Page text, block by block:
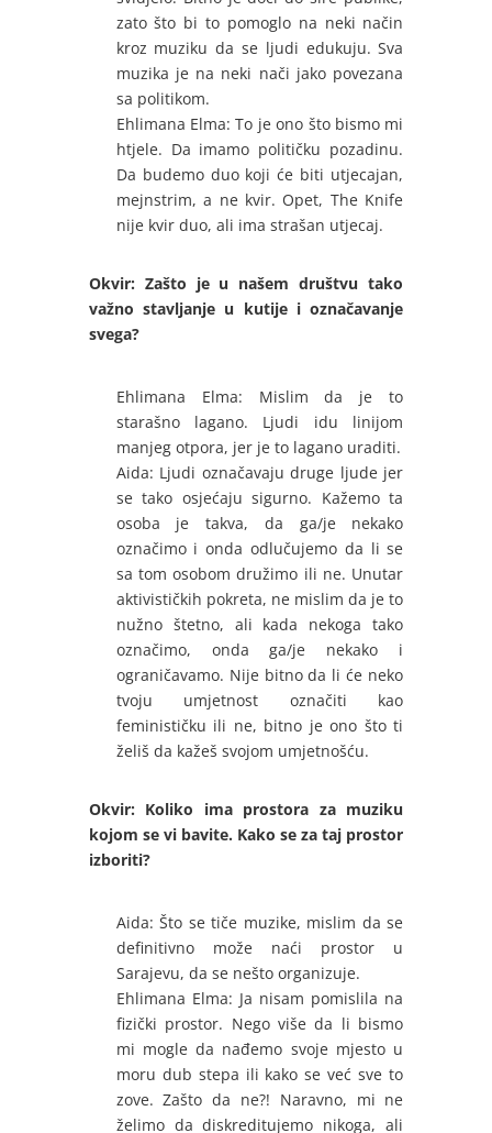
zato što bi to pomoglo na neki način
kroz muziku da se ljudi edukuju. Sva
muzika je na neki nači jako povezana
sa politikom.
Ehlimana Elma: To je ono što bismo mi
htjele. Da imamo političku pozadinu.
Da budemo duo koji će biti utjecajan,
mejnstrim, a ne kvir. Opet, The Knife
nije kvir duo, ali ima strašan utjecaj.
Okvir: Zašto je u našem društvu tako
važno stavljanje u kutije i označavanje
svega?
Ehlimana Elma: Mislim da je to
starašno lagano. Ljudi idu linijom
manjeg otpora, jer je to lagano uraditi.
Aida: Ljudi označavaju druge ljude jer
se tako osjećaju sigurno. Kažemo ta
osoba je takva, da ga/je nekako
označimo i onda odlučujemo da li se
sa tom osobom družimo ili ne. Unutar
aktivističkih pokreta, ne mislim da je to
nužno štetno, ali kada nekoga tako
označimo, onda ga/je nekako i
ograničavamo. Nije bitno da li će neko
tvoju umjetnost označiti kao
feminističku ili ne, bitno je ono što ti
želiš da kažeš svojom umjetnošću.
Okvir: Koliko ima prostora za muziku
kojom se vi bavite. Kako se za taj prostor
izboriti?
Aida: Što se tiče muzike, mislim da se
definitivno može naći prostor u
Sarajevu, da se nešto organizuje.
Ehlimana Elma: Ja nisam pomislila na
fizički prostor. Nego više da li bismo
mi mogle da nađemo svoje mjesto u
moru dub stepa ili kako se već sve to
zove. Zašto da ne?! Naravno, mi ne
želimo da diskreditujemo nikoga, ali